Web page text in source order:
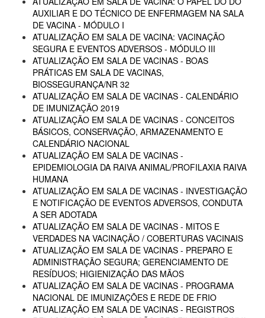
AUXILIAR E DO TÉCNICO DE ENFERMAGEM NA SALA
DE VACINA - MÓDULO I
ATUALIZAÇÃO EM SALA DE VACINA: VACINAÇÃO
SEGURA E EVENTOS ADVERSOS - MÓDULO III
ATUALIZAÇÃO EM SALA DE VACINAS - BOAS
PRÁTICAS EM SALA DE VACINAS,
BIOSSEGURANÇA/NR 32
ATUALIZAÇÃO EM SALA DE VACINAS - CALENDÁRIO
DE IMUNIZAÇÃO 2019
ATUALIZAÇÃO EM SALA DE VACINAS - CONCEITOS
BÁSICOS, CONSERVAÇÃO, ARMAZENAMENTO E
CALENDÁRIO NACIONAL
ATUALIZAÇÃO EM SALA DE VACINAS -
EPIDEMIOLOGIA DA RAIVA ANIMAL/PROFILAXIA RAIVA
HUMANA
ATUALIZAÇÃO EM SALA DE VACINAS - INVESTIGAÇÃO
E NOTIFICAÇÃO DE EVENTOS ADVERSOS, CONDUTA
A SER ADOTADA
ATUALIZAÇÃO EM SALA DE VACINAS - MITOS E
VERDADES NA VACINAÇÃO / COBERTURAS VACINAIS
ATUALIZAÇÃO EM SALA DE VACINAS - PREPARO E
ADMINISTRAÇÃO SEGURA; GERENCIAMENTO DE
RESÍDUOS; HIGIENIZAÇÃO DAS MÃOS
ATUALIZAÇÃO EM SALA DE VACINAS - PROGRAMA
NACIONAL DE IMUNIZAÇÕES E REDE DE FRIO
ATUALIZAÇÃO EM SALA DE VACINAS - REGISTROS